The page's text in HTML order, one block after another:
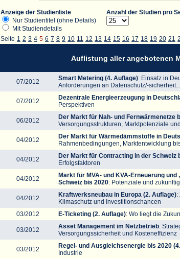
Anzeige der Studienliste
Nur Studientitel (ohne Details)
Mit Studiendetails
Anzahl der Studien pro
Seite 1 2 3 4 5 6 7 8 9 10 11 12 13 14 15 16 17 18 19 20 21
Auflistung aller angebotenen
07/2012 Smart Metering (4. Auflage): Einsatz in
Anforderungen an Datenschutz/-sicherheit...
07/2012 Dezentrale Energieerzeugung in
Perspektiven
06/2012 Der Markt für Nah- und Fernwärmenetze
Versorgungsstrukturen, Marktpotenziale
04/2012 Der Markt für Wärmedämmstoffe in
Rahmenbedingungen, Marktentwicklung
04/2012 Der Markt für Contracting in der Schweiz
Erfolgsfaktoren
04/2012
Markt für MVA- und KVA-Erneuerung
Schweiz bis 2020: Potenziale und
04/2012 Kraftwerksneubau in Europa (2. Auflage):
Klimaschutz und Investitionschancen
03/2012
E-Ticketing (2. Auflage): Wo liegt die
03/2012 Asset Management im Netzbetrieb:
Versorgungssicherheit und Kosteneffizienz
03/2012 Regel- und Ausgleichsenergie bis 2020
Industrie